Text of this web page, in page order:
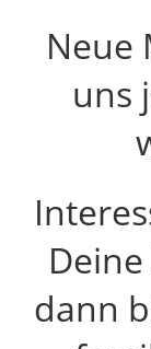
Neue
uns
dann